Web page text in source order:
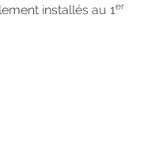
:consultez toutes
Jobs Datings -
installés au 1er